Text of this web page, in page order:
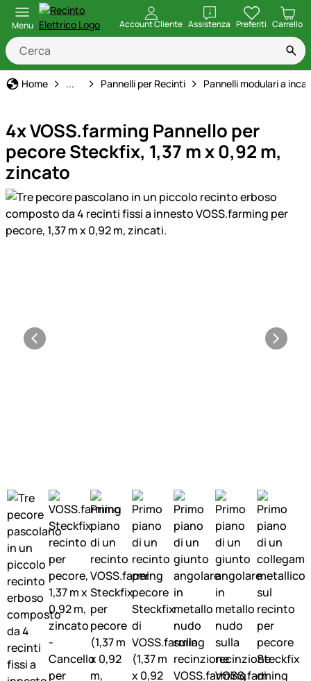
Menu Account Cliente Assistenza
apri Preferiti Carrello
Home Recinto Elettrico
... Pannelli per Recinti Pannelli modulari a
4x VOSS.farming Pannello per
pecore Steckfix, 1,37 m x 0,92 m,
zincato
Galleria prodotti